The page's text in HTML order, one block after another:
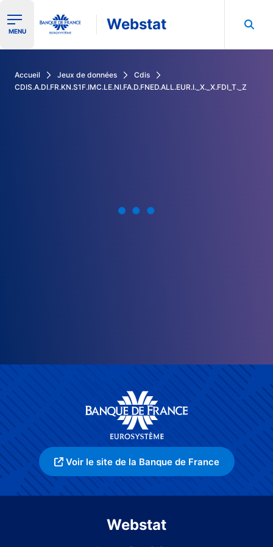
Ouvrir le menu de navigation
MENU Webstat
Accueil Jeux de données
Cdis
CDIS.A.DI.FR.KN.S1F.IMC.LE.NI.FA.D.FNED.ALL.EUR.I._X._X.FDI_T._Z
Voir le site de la Banque de France
Webstat